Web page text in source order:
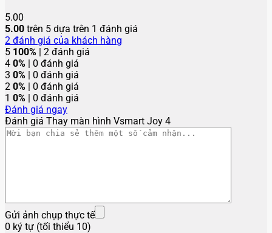
5.00
5.00 trên 5 dựa trên 1 đánh giá
2 đánh giá của khách hàng
5 100% | 2 đánh giá
4 0% | 0 đánh giá
3 0% | 0 đánh giá
2 0% | 0 đánh giá
1 0% | 0 đánh giá
Đánh giá ngay
Đánh giá Thay màn hình Vsmart Joy 4
Gửi ảnh chụp thực tế
0 ký tự (tối thiểu 10)